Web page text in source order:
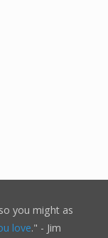
you might as
love." - Jim